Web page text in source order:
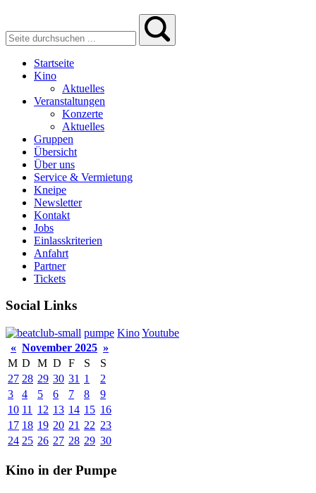
Startseite
Kino
Aktuelles
Veranstaltungen
Konzerte
Aktuelles
Gruppen
Übersicht
Über uns
Service & Vermietung
Kneipe
Newsletter
Kontakt
Jobs
Einlasskriterien
Anfahrt
Partner
Tickets
Social Links
pumpe KinoYoutube
« November 2025 »
M D M D F S
S
27 28 29 30 31 1
2
3
4 5 6 7 8
9
10 11 12 13 14 15 16
17 18 19 20 21 22 23
24 25 26 27 28 29 30
Kino in der Pumpe